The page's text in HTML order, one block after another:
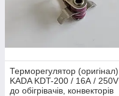
Терморегулятор (оригінал)
KADA KDT-200 / 16А / 250V
до обігрівачів, конвекторів